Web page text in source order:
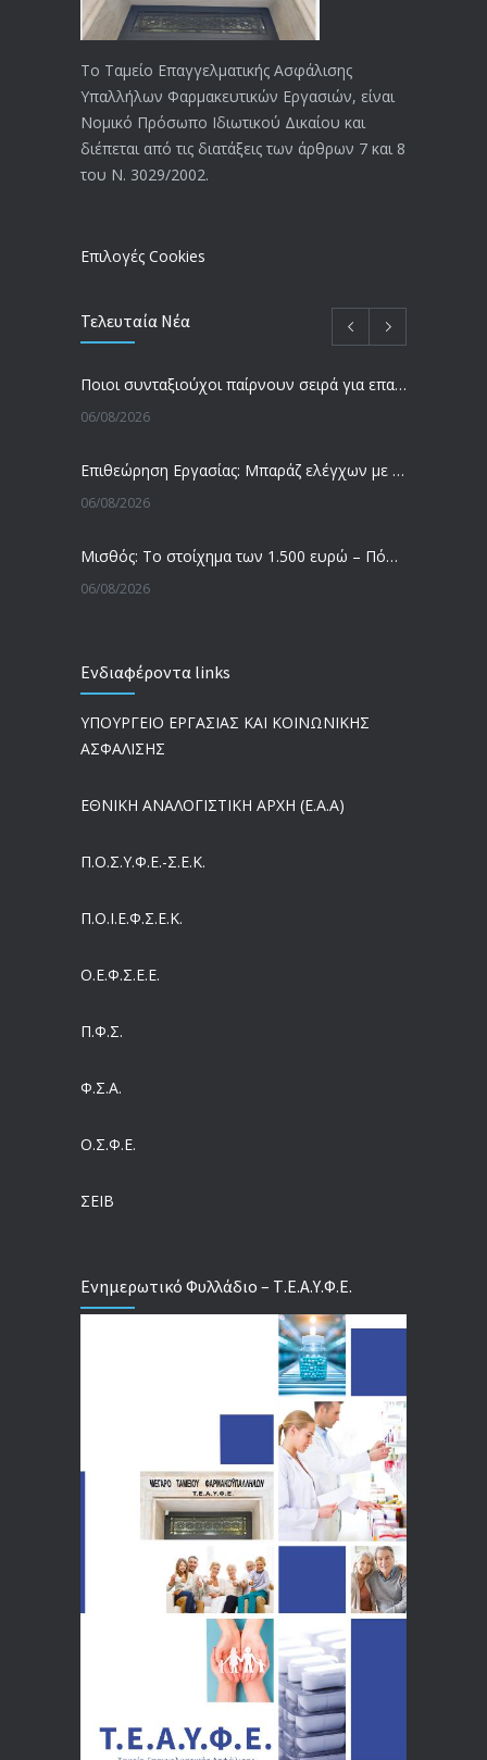
Το Ταμείο Επαγγελματικής Ασφάλισης
Υπαλλήλων Φαρμακευτικών Εργασιών, είναι
Νομικό Πρόσωπο Ιδιωτικού Δικαίου και
διέπεται από τις διατάξεις των άρθρων 7 και 8
του Ν. 3029/2002.
Επιλογές Cookies
Τελευταία Νέα
Ποιοι συνταξιούχοι παίρνουν σειρά για επανυπολογισμό σύνταξης με αύξηση και αναδρομικά – Οι εκκρεμότητες ανά Ταμείο
06/08/2026
Επιθεώρηση Εργασίας: Μπαράζ ελέγχων με tablets και drones
06/08/2026
Μισθός: Το στοίχημα των 1.500 ευρώ – Πόσοι εργαζόμενοι παίρνουν αυτά τα χρήματα
06/08/2026
05/08/2026
05/08/2026
Ενδιαφέροντα links
ΥΠΟΥΡΓΕΙΟ ΕΡΓΑΣΙΑΣ ΚΑΙ ΚΟΙΝΩΝΙΚΗΣ
ΑΣΦΑΛΙΣΗΣ
ΕΘΝΙΚΗ ΑΝΑΛΟΓΙΣΤΙΚΗ ΑΡΧΗ (Ε.Α.Α)
Π.Ο.Σ.Υ.Φ.Ε.-Σ.Ε.Κ.
Π.O.I.Ε.Φ.Σ.Ε.Κ.
Ο.Ε.Φ.Σ.Ε.Ε.
Π.Φ.Σ.
Φ.Σ.Α.
Ο.Σ.Φ.Ε.
ΣΕΙΒ
Ενημερωτικό Φυλλάδιο – Τ.Ε.Α.Υ.Φ.Ε.